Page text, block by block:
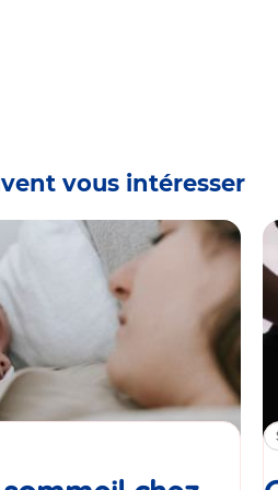
vous intéresser